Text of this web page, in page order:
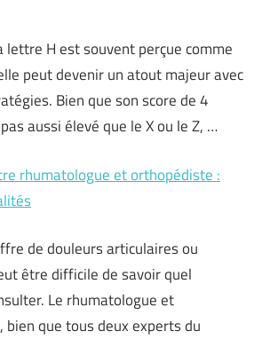
lettre H est souvent perçue comme
peut devenir un atout majeur avec
Bien que son score de 4
aussi élevé que le X ou le Z, …
rhumatologue et orthopédiste :
de douleurs articulaires ou
être difficile de savoir quel
Le rhumatologue et
bien que tous deux experts du